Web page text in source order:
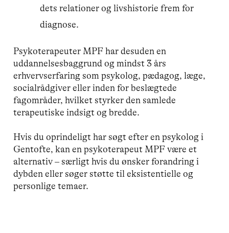
dets relationer og livshistorie frem for
diagnose.
Psykoterapeuter MPF har desuden en
uddannelsesbaggrund og mindst 3 års
erhvervserfaring som psykolog, pædagog, læge,
socialrådgiver eller inden for beslægtede
fagområder, hvilket styrker den samlede
terapeutiske indsigt og bredde.
Hvis du oprindeligt har søgt efter en psykolog i
Gentofte, kan en psykoterapeut MPF være et
alternativ – særligt hvis du ønsker forandring i
dybden eller søger støtte til eksistentielle og
personlige temaer.